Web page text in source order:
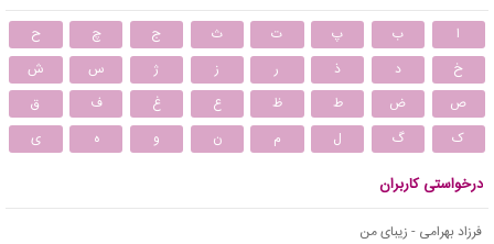
ا ب پ ت ث ج چ
ح
خ
د ذ ر ز ژ س
ش
ص
ض ط ظ ع غ ف
ق
ک
گ ل م ن و ه ی
درخواستی کاربران
فرزاد بهرامی - زیبای من